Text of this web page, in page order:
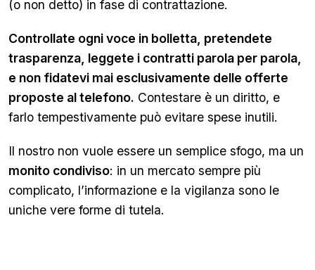
(o non detto) in fase di contrattazione.
Controllate ogni voce in bolletta, pretendete
trasparenza, leggete i contratti parola per parola,
e non fidatevi mai esclusivamente delle offerte
proposte al telefono. Contestare è un diritto, e
farlo tempestivamente può evitare spese inutili.
Il nostro non vuole essere un semplice sfogo, ma un
monito condiviso: in un mercato sempre più
complicato, l’informazione e la vigilanza sono le
uniche vere forme di tutela.